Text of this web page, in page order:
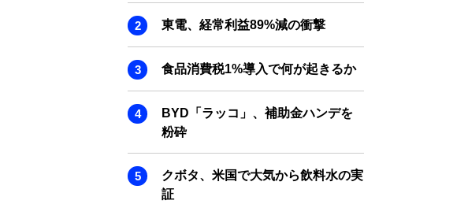
東電、経常利益89%減の衝撃
食品消費税1%導入で何が起きるか
BYD「ラッコ」、補助金ハンデを
粉砕
クボタ、米国で大気から飲料水の実
証
LIFE ENDING JOURNAL
AI JOURNAL
REAL ESTATE BROKERAGE JOURNAL
SMART MARKETING JOURNAL
BPaaS JOURNAL
ADOPTABLE DOG JOURNAL